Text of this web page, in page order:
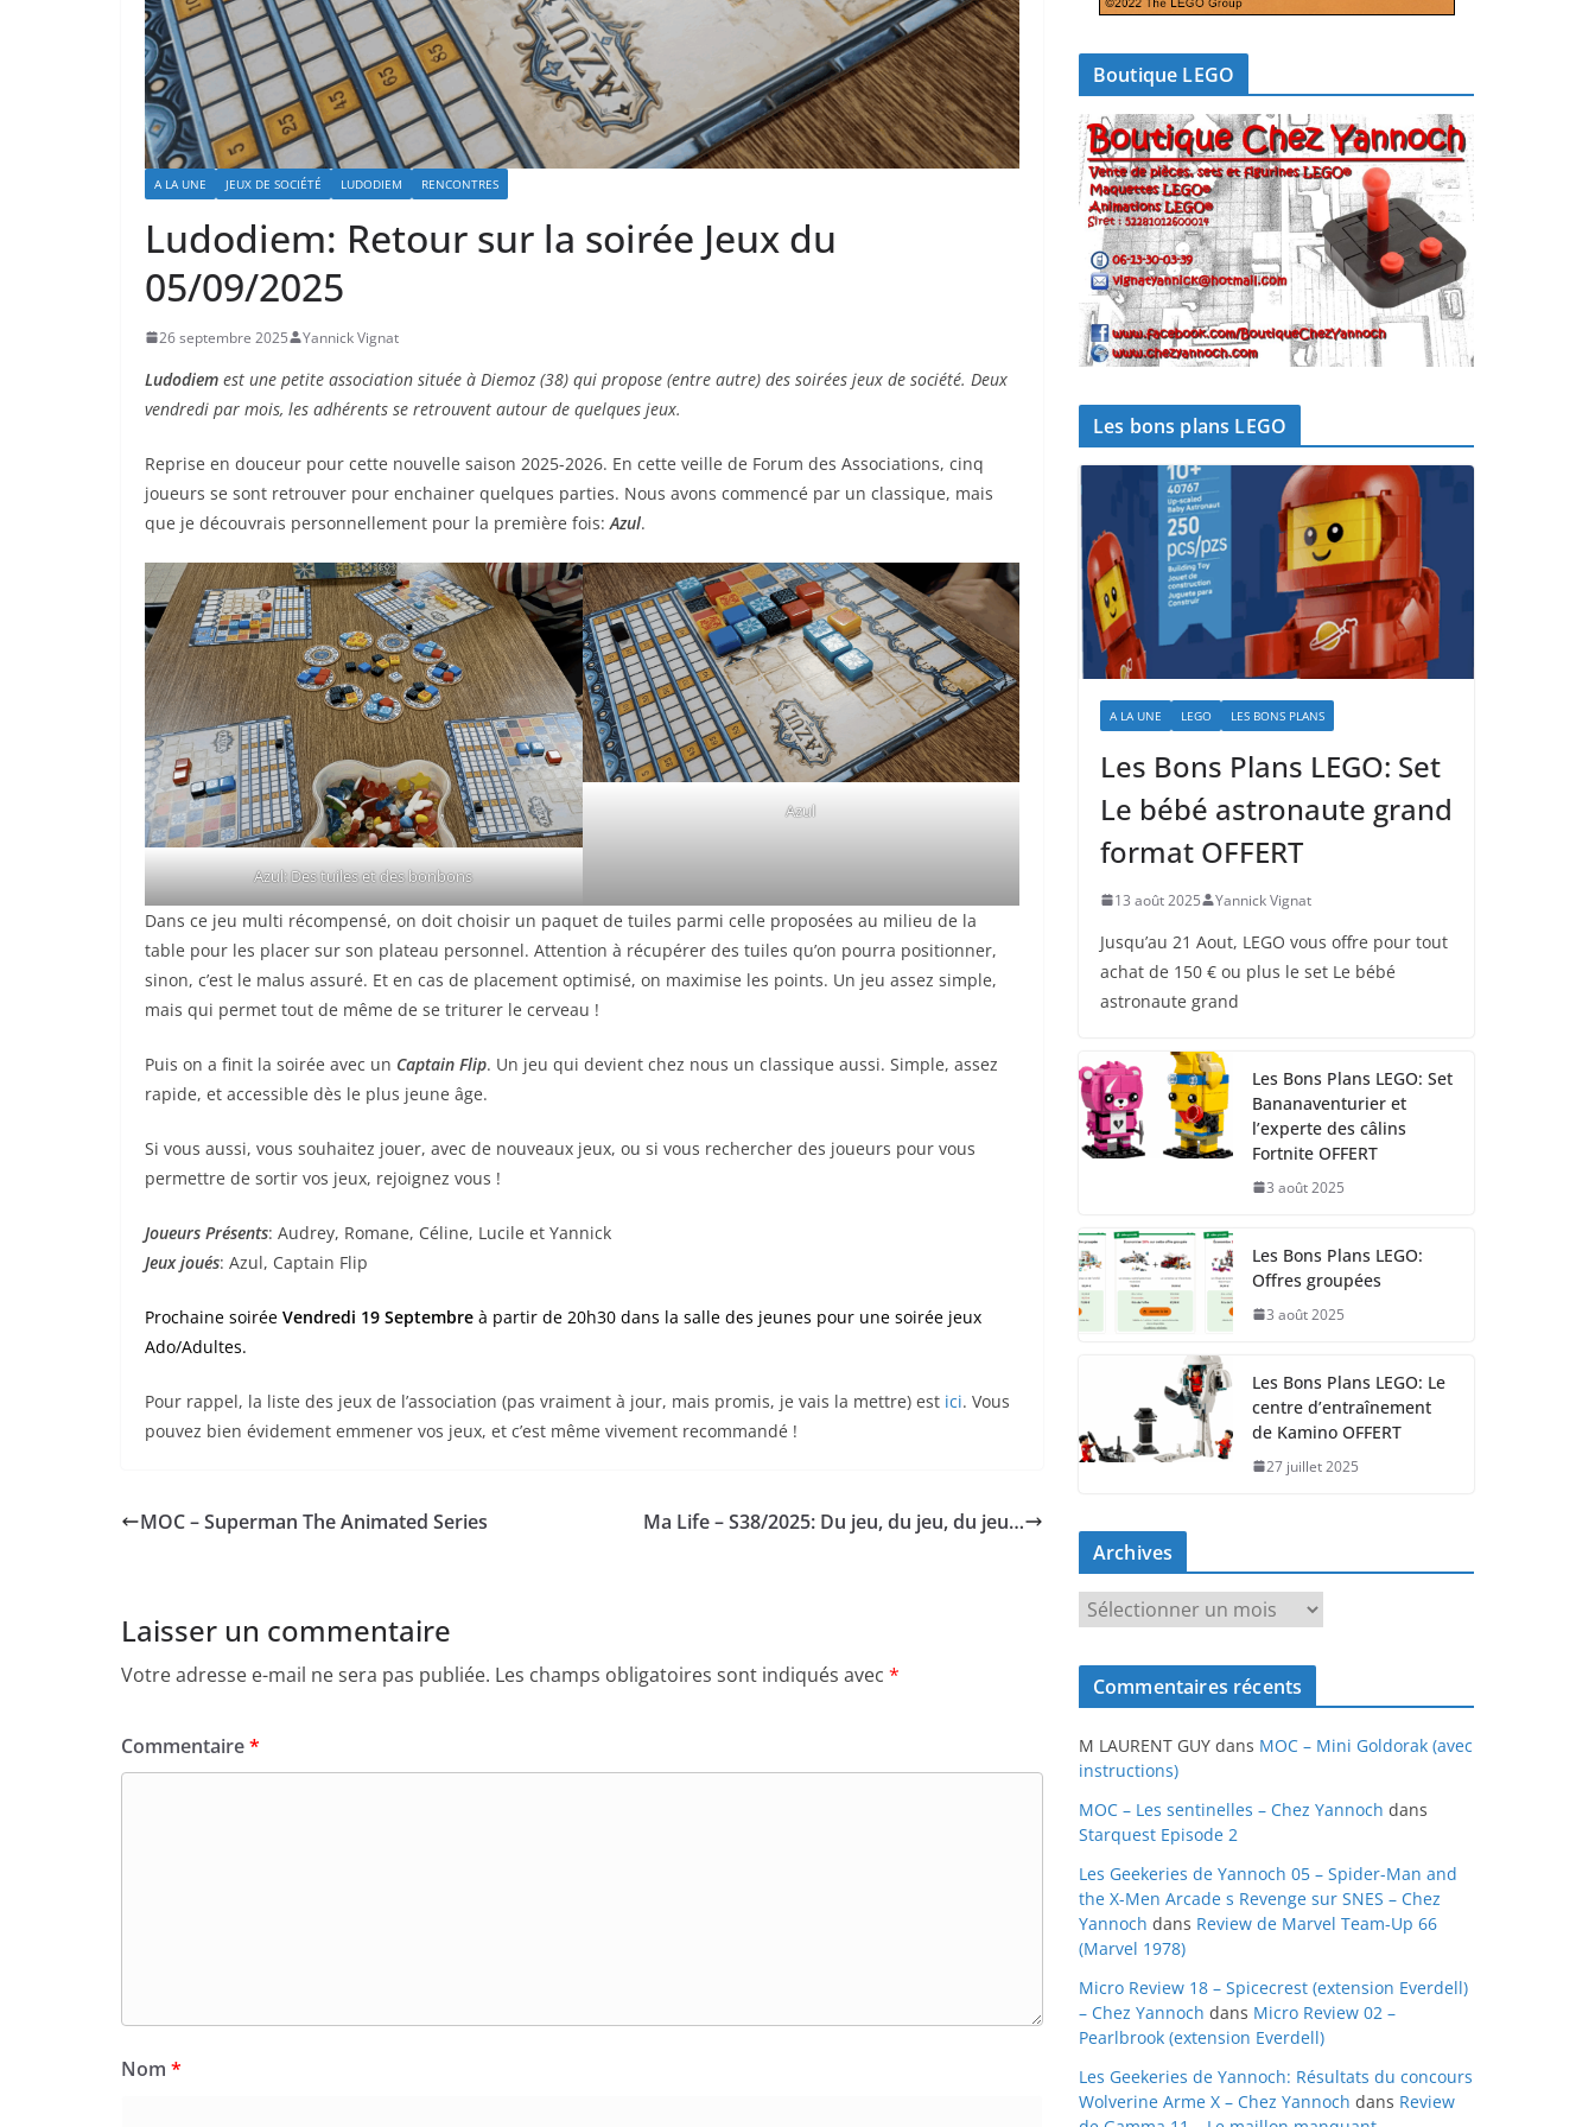
A LA UNE JEUX DE SOCIÉTÉ LUDODIEM RENCONTRES
Ludodiem: Retour sur la soirée Jeux du
05/09/2025
26 septembre 2025 Yannick Vignat
Ludodiem est une petite association située à Diemoz (38) qui propose (entre autre) des soirées jeux de société. Deux
vendredi par mois, les adhérents se retrouvent autour de quelques jeux.
Reprise en douceur pour cette nouvelle saison 2025-2026. En cette veille de Forum des Associations, cinq
joueurs se sont retrouver pour enchainer quelques parties. Nous avons commencé par un classique, mais
que je découvrais personnellement pour la première fois:Azul.
Azul: Des tuiles et des bonbons
Azul
Dans ce jeu multi récompensé, on doit choisir un paquet de tuiles parmi celle proposées au milieu de la
table pour les placer sur son plateau personnel. Attention à récupérer des tuiles qu’on pourra positionner,
sinon, c’est le malus assuré. Et en cas de placement optimisé, on maximise les points. Un jeu assez simple,
mais qui permet tout de même de se triturer le cerveau !
Puis on a finit la soirée avec un Captain Flip. Un jeu qui devient chez nous un classique aussi. Simple, assez
rapide, et accessible dès le plus jeune âge.
Si vous aussi, vous souhaitez jouer, avec de nouveaux jeux, ou si vous rechercher des joueurs pour vous
permettre de sortir vos jeux, rejoignez vous !
Joueurs Présents: Audrey, Romane, Céline, Lucile et Yannick
Jeux joués: Azul, Captain Flip
Prochaine soirée Vendredi 19 Septembre à partir de 20h30 dans la salle des jeunes pour une soirée jeux
Ado/Adultes.
Pour rappel, la liste des jeux de l’association (pas vraiment à jour, mais promis, je vais la mettre) est ici. Vous
pouvez bien évidement emmener vos jeux, et c’est même vivement recommandé !
MOC – Superman The Animated Series Ma Life – S38/2025: Du jeu, du jeu, du jeu…
Laisser un commentaire
Votre adresse e-mail ne sera pas publiée. Les champs obligatoires sont indiqués avec *
Commentaire*
Nom *
Boutique LEGO
Les bons plans LEGO
A LA UNE LEGO LES BONS PLANS
Les Bons Plans LEGO: Set
Le bébé astronaute grand
format OFFERT
13 août 2025 Yannick Vignat
Jusqu’au 21 Aout, LEGO vous offre pour tout
achat de 150 € ou plus le set Le bébé
astronaute grand
Les Bons Plans LEGO: Set
Bananaventurier et
l’experte des câlins
Fortnite OFFERT
3 août 2025
Les Bons Plans LEGO:
Offres groupées
3 août 2025
Les Bons Plans LEGO: Le
centre d’entraînement
de Kamino OFFERT
27 juillet 2025
Archives
r
c
v
e
s
Commentaires récents
M LAURENT GUY dans MOC – Mini Goldorak (avec
instructions)
MOC – Les sentinelles – Chez Yannoch dans
Starquest Episode 2
Les Geekeries de Yannoch 05 – Spider-Man and
the X-Men Arcade s Revenge sur SNES – Chez
Yannoch dans Review de Marvel Team-Up 66
(Marvel 1978)
Micro Review 18 – Spicecrest (extension Everdell)
– Chez Yannoch dans Micro Review 02 –
Pearlbrook (extension Everdell)
Les Geekeries de Yannoch: Résultats du concours
Wolverine Arme X – Chez Yannoch dans Review